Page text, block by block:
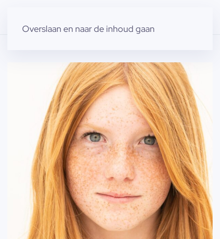
Overslaan en naar de inhoud gaan